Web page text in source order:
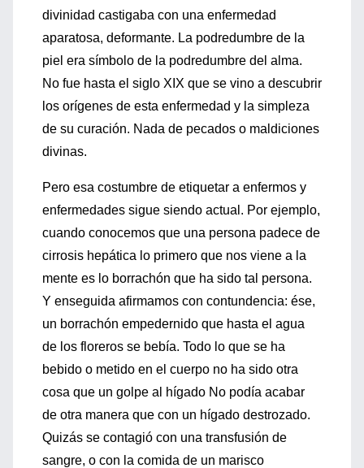
divinidad castigaba con una enfermedad
aparatosa, deformante. La podredumbre de la
piel era símbolo de la podredumbre del alma.
No fue hasta el siglo XIX que se vino a descubrir
los orígenes de esta enfermedad y la simpleza
de su curación. Nada de pecados o maldiciones
divinas.
Pero esa costumbre de etiquetar a enfermos y
enfermedades sigue siendo actual. Por ejemplo,
cuando conocemos que una persona padece de
cirrosis hepática lo primero que nos viene a la
mente es lo borrachón que ha sido tal persona.
Y enseguida afirmamos con contundencia: ése,
un borrachón empedernido que hasta el agua
de los floreros se bebía. Todo lo que se ha
bebido o metido en el cuerpo no ha sido otra
cosa que un golpe al hígado No podía acabar
de otra manera que con un hígado destrozado.
Quizás se contagió con una transfusión de
sangre, o con la comida de un marisco